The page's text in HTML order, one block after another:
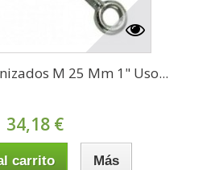
M 25 Mm 1" Uso...
34,18 €
carrito Más